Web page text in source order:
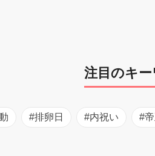
注目のキー
#排卵日 #内祝い #